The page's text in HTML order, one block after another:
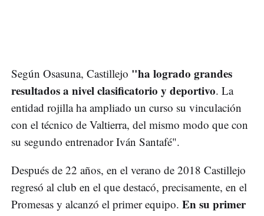
Según Osasuna, Castillejo "ha logrado grandes
resultados a nivel clasificatorio y deportivo. La
entidad rojilla ha ampliado un curso su vinculación
con el técnico de Valtierra, del mismo modo que con
su segundo entrenador Iván Santafé".
Después de 22 años, en el verano de 2018 Castillejo
regresó al club en el que destacó, precisamente, en el
Promesas y alcanzó el primer equipo. En su primer